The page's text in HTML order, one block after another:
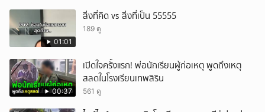
01:01
สิ่งที่คิด vs สิ่งที่เป็น 55555
189 ดู
00:37
เปิดใจครั้งแรก! พ่อนักเรียนผู้ก่อเหตุ พูดถึงเหตุ
สลดในโรงเรียนเทพสิริน
561 ดู